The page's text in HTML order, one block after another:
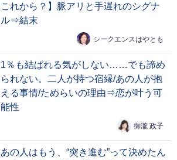
これから？】脈アリと手遅れのシグナ
ル⇒結末
シークエンスはやとも
1％も結ばれる気がしない……でも諦め
られない。二人が持つ宿縁/あの人が抱
える事情/ためらいの理由⇒恋が叶う可
能性
御瀧 政子
あの人はもう、“突き進む”って決めたん